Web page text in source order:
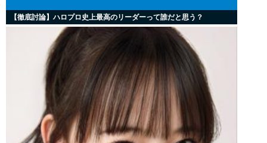
【徹底討論】ハロプロ史上最高のリーダーって誰だと思う？